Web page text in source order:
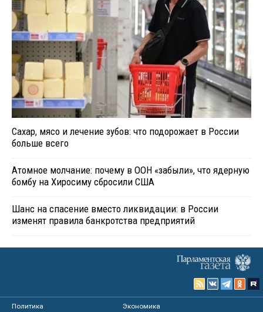
Сахар, мясо и лечение зубов: что подорожает в России
больше всего
Атомное молчание: почему в ООН «забыли», что ядерную
бомбу на Хиросиму сбросили США
Шанс на спасение вместо ликвидации: в России
изменят правила банкротства предприятий
Политика
Экономика